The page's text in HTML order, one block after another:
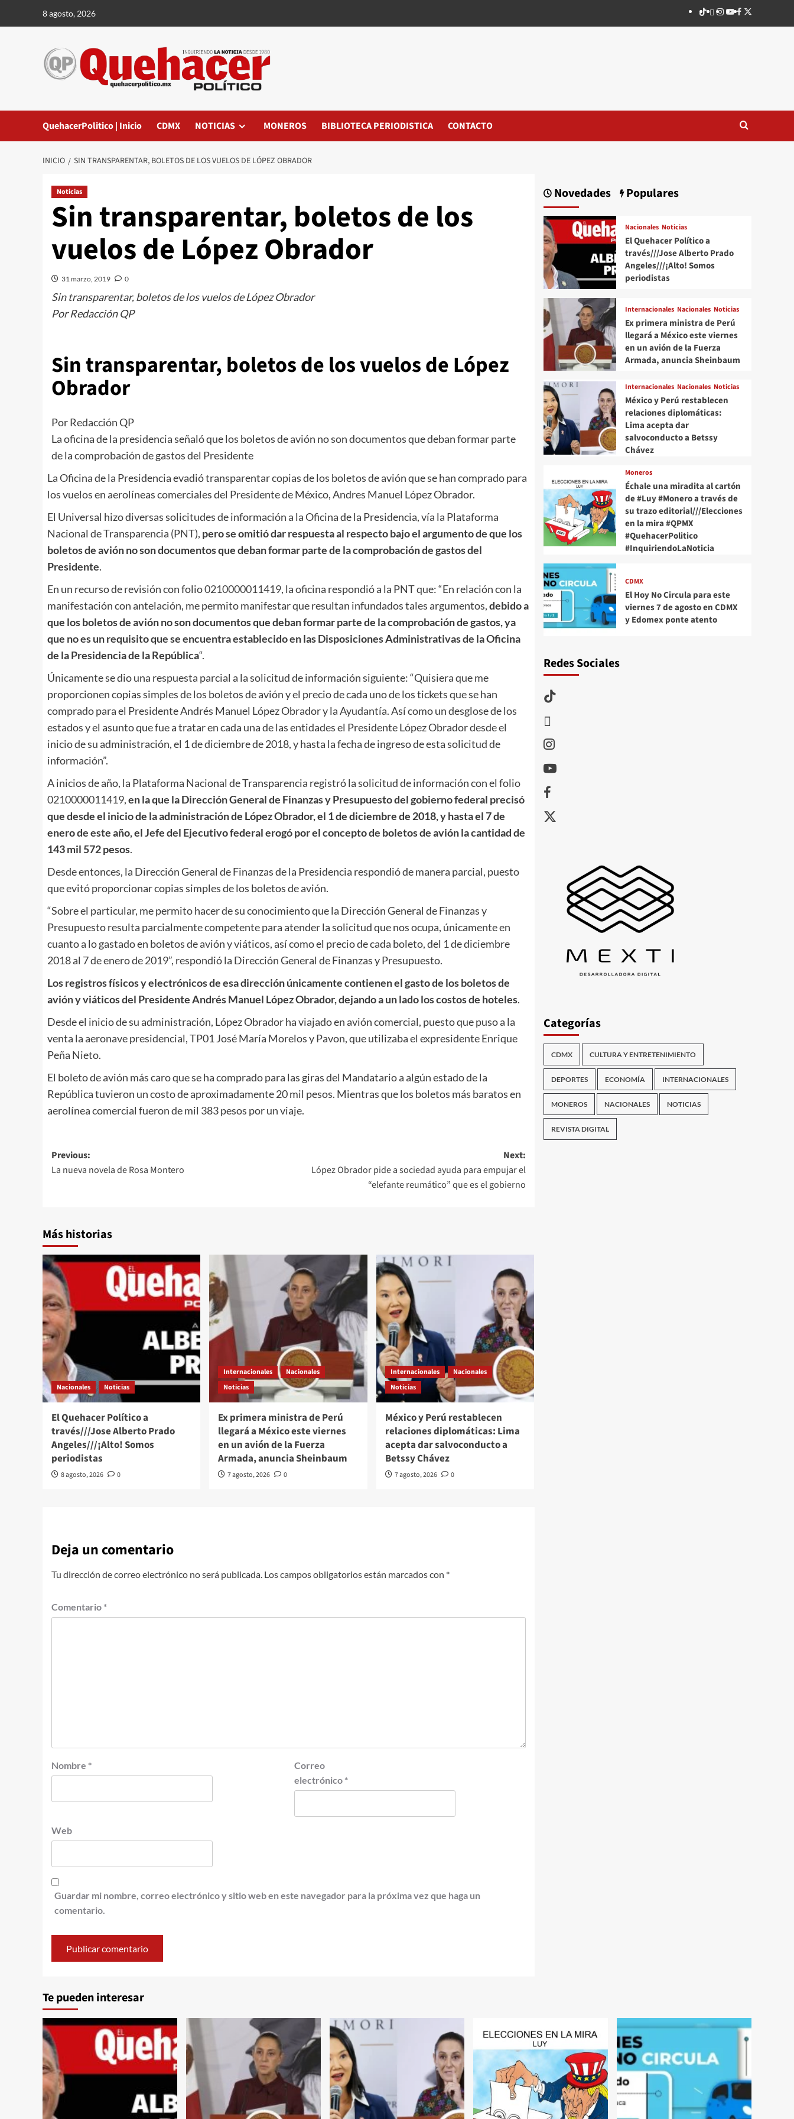
8 agosto, 2026 TikTok
threads
Instagram
Youtube
Facebook
X
QuehacerPolitico | Inicio CDMX NOTICIAS MONEROS BIBLIOTECA PERIODISTICA CONTACTO
INICIO SIN TRANSPARENTAR, BOLETOS DE LOS VUELOS DE LÓPEZ OBRADOR
Noticias
Sin transparentar, boletos de los
vuelos de López Obrador
31 marzo, 2019 0
Sin transparentar, boletos de los vuelos de López Obrador
Por Redacción QP
Sin transparentar, boletos de los vuelos de López
Obrador
Por Redacción QP
La oficina de la presidencia señaló que los boletos de avión no son documentos que deban formar parte
de la comprobación de gastos del Presidente
La Oficina de la Presidencia evadió transparentar copias de los boletos de avión que se han comprado para
los vuelos en aerolíneas comerciales del Presidente de México, Andres Manuel López Obrador.
El Universal hizo diversas solicitudes de información a la Oficina de la Presidencia, vía la Plataforma
Nacional de Transparencia (PNT), pero se omitió dar respuesta al respecto bajo el argumento de que los
boletos de avión no son documentos que deban formar parte de la comprobación de gastos del
Presidente.
En un recurso de revisión con folio0210000011419, la oficina respondió a la PNT que: “En relación con la
manifestación con antelación, me permito manifestar que resultan infundados tales argumentos,debido a
que los boletos de avión no son documentos que deban formar parte de la comprobación de gastos, ya
que no es un requisito que se encuentra establecido en las Disposiciones Administrativas de la Oficina
de la Presidencia de la República“.
Únicamente se dio una respuesta parcial a la solicitud de información siguiente: “Quisiera que me
proporcionen copias simples de los boletos de avión y el precio de cada uno de los tickets que se han
comprado para el Presidente Andrés Manuel López Obrador y la Ayudantía. Así como un desglose de los
estados y el asunto que fue a tratar en cada una de las entidades el Presidente López Obrador desde el
inicio de su administración, el 1 de diciembre de 2018, y hasta la fecha de ingreso de esta solicitud de
información”.
A inicios de año, la Plataforma Nacional de Transparencia registró la solicitud de información con el folio
0210000011419,en la que la Dirección General de Finanzas y Presupuesto del gobierno federal precisó
que desde el inicio de la administración de López Obrador, el 1 de diciembre de 2018, y hasta el 7 de
enero de este año, el Jefe del Ejecutivo federal erogó por el concepto de boletos de avión la cantidad de
143 mil 572 pesos.
Desde entonces, la Dirección General de Finanzas de la Presidencia respondió de manera parcial, puesto
que evitó proporcionar copias simples de los boletos de avión.
“Sobre el particular, me permito hacer de su conocimiento que la Dirección General de Finanzas y
Presupuesto resulta parcialmente competente para atender la solicitud que nos ocupa, únicamente en
cuanto a lo gastado en boletos de avión y viáticos, así como el precio de cada boleto, del 1 de diciembre
2018 al 7 de enero de 2019”, respondió la Dirección General de Finanzas y Presupuesto.
Los registros físicos y electrónicos de esa dirección únicamente contienen el gasto de los boletos de
avión y viáticos del Presidente Andrés Manuel López Obrador, dejando a un lado los costos de hoteles.
Desde el inicio de su administración, López Obrador ha viajado en avión comercial, puesto que puso a la
venta la aeronave presidencial, TP01 José María Morelos y Pavon, que utilizaba el expresidente Enrique
Peña Nieto.
El boleto de avión más caro que se ha comprado para las giras del Mandatario a algún estado de la
República tuvieron un costo de aproximadamente 20 mil pesos. Mientras que los boletos más baratos en
aerolínea comercial fueron de mil 383 pesos por un viaje.
Post
navigation
Previous:
La nueva novela de Rosa Montero
Next:
López Obrador pide a sociedad ayuda para empujar el
“elefante reumático” que es el gobierno
Más historias
Nacionales Noticias
El Quehacer Político a
través///Jose Alberto Prado
Angeles///¡Alto! Somos
periodistas
8 agosto, 2026 0
Internacionales
Nacionales
Noticias
Ex primera ministra de Perú
llegará a México este viernes
en un avión de la Fuerza
Armada, anuncia Sheinbaum
7 agosto, 2026 0
Internacionales
Nacionales
Noticias
México y Perú restablecen
relaciones diplomáticas: Lima
acepta dar salvoconducto a
Betssy Chávez
7 agosto, 2026 0
Deja un comentario
Tu dirección de correo electrónico no será publicada. Los campos obligatorios están marcados con *
Comentario *
Nombre *
Correo
electrónico *
Web
Guardar mi nombre, correo electrónico y sitio web en este navegador para la próxima vez que haga un
comentario.
Novedades Populares
Nacionales Noticias
El Quehacer Político a
través///Jose Alberto Prado
Angeles///¡Alto! Somos
periodistas
Internacionales Nacionales Noticias
Ex primera ministra de Perú
llegará a México este viernes
en un avión de la Fuerza
Armada, anuncia Sheinbaum
Internacionales Nacionales Noticias
México y Perú restablecen
relaciones diplomáticas:
Lima acepta dar
salvoconducto a Betssy
Chávez
Moneros
Échale una miradita al cartón
de #Luy #Monero a través de
su trazo editorial///Elecciones
en la mira #QPMX
#QuehacerPolitico
#InquiriendoLaNoticia
CDMX
El Hoy No Circula para este
viernes 7 de agosto en CDMX
y Edomex ponte atento
Redes Sociales
TikTok
Instagram
Youtube
Facebook
X
Categorías
CDMX CULTURA Y ENTRETENIMIENTO
DEPORTES ECONOMÍA INTERNACIONALES
MONEROS NACIONALES NOTICIAS
REVISTA DIGITAL
Te pueden interesar